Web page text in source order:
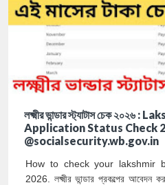
লক্ষ্মীর ভান্ডার স্ট্যাটাস চেক ২০২৬
Application Status Check
@socialsecurity.wb.gov.in
How to check your lakshmir
2026. লক্ষ্মীর ভান্ডার প্রকল্পের